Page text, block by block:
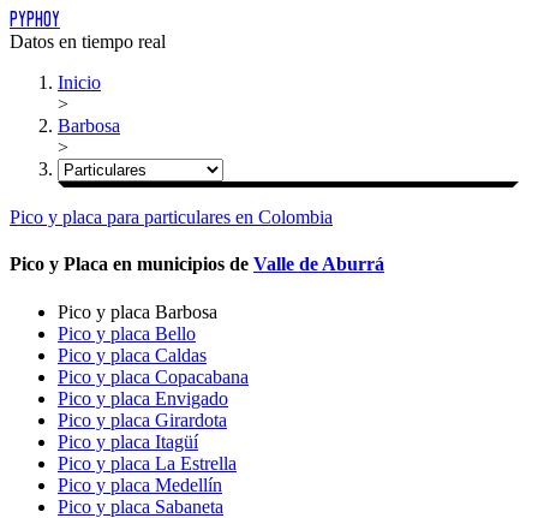
PYPHOY
Datos en tiempo real
Inicio
>
Barbosa
>
Pico y placa para particulares en Colombia
Pico y Placa en municipios de Valle de Aburrá
Pico y placa Barbosa
Pico y placa Bello
Pico y placa Caldas
Pico y placa Copacabana
Pico y placa Envigado
Pico y placa Girardota
Pico y placa Itagüí
Pico y placa La Estrella
Pico y placa Medellín
Pico y placa Sabaneta